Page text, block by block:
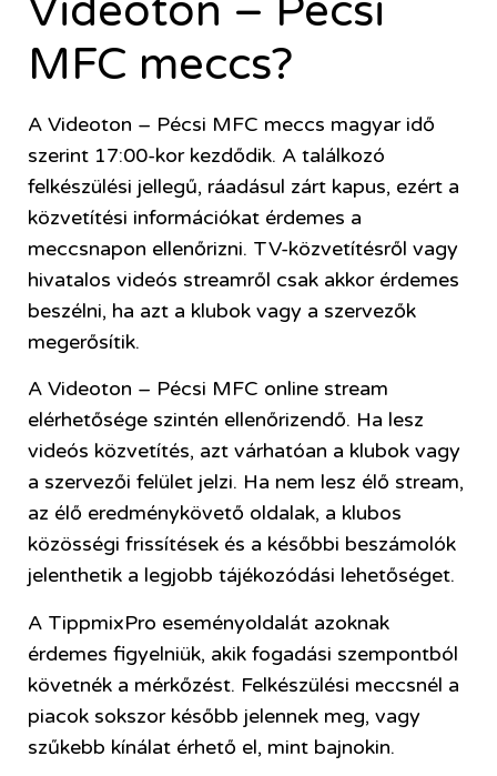
Videoton – Pécsi
MFC meccs?
A Videoton – Pécsi MFC meccs magyar idő
szerint 17:00-kor kezdődik. A találkozó
felkészülési jellegű, ráadásul zárt kapus, ezért a
közvetítési információkat érdemes a
meccsnapon ellenőrizni. TV-közvetítésről vagy
hivatalos videós streamről csak akkor érdemes
beszélni, ha azt a klubok vagy a szervezők
megerősítik.
A Videoton – Pécsi MFC online stream
elérhetősége szintén ellenőrizendő. Ha lesz
videós közvetítés, azt várhatóan a klubok vagy
a szervezői felület jelzi. Ha nem lesz élő stream,
az élő eredménykövető oldalak, a klubos
közösségi frissítések és a későbbi beszámolók
jelenthetik a legjobb tájékozódási lehetőséget.
A TippmixPro eseményoldalát azoknak
érdemes figyelniük, akik fogadási szempontból
követnék a mérkőzést. Felkészülési meccsnél a
piacok sokszor később jelennek meg, vagy
szűkebb kínálat érhető el, mint bajnokin.